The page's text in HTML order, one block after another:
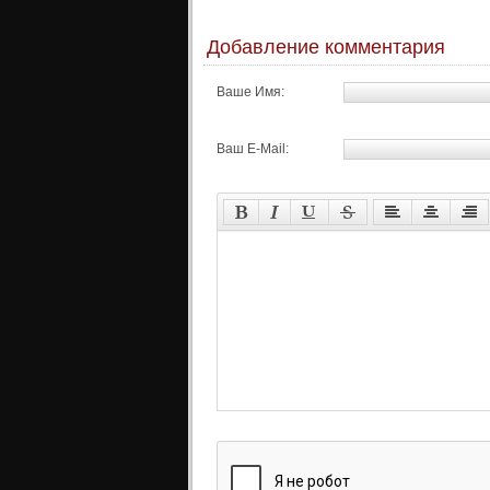
Добавление комментария
Ваше Имя:
Ваш E-Mail: